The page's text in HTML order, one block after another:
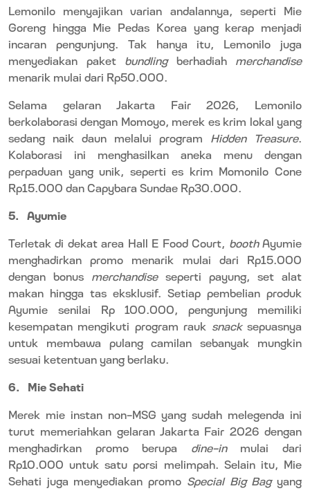
Lemonilo menyajikan varian andalannya, seperti Mie
Goreng hingga Mie Pedas Korea yang kerap menjadi
incaran pengunjung. Tak hanya itu, Lemonilo juga
menyediakan paket bundlingberhadiah merchandise
menarik mulai dari Rp50.000.
Selama gelaran Jakarta Fair 2026, Lemonilo
berkolaborasi dengan Momoyo, merek es krim lokal yang
sedang naik daun melalui program Hidden Treasure.
Kolaborasi ini menghasilkan aneka menu dengan
perpaduan yang unik, seperti es krim Momonilo Cone
Rp15.000 dan Capybara Sundae Rp30.000.
5.
Ayumie
Terletak di dekat area Hall E Food Court, boothAyumie
menghadirkan promo menarik mulai dari Rp15.000
dengan bonus merchandiseseperti payung, set alat
makan hingga tas eksklusif. Setiap pembelian produk
Ayumie senilai Rp 100.000, pengunjung memiliki
kesempatan mengikuti program rauk snacksepuasnya
untuk membawa pulang camilan sebanyak mungkin
sesuai ketentuan yang berlaku.
6.
Mie Sehati
Merek mie instan non-MSG yang sudah melegenda ini
turut memeriahkan gelaran Jakarta Fair 2026 dengan
menghadirkan promo berupa dine-inmulai dari
Rp10.000 untuk satu porsi melimpah. Selain itu, Mie
Sehati juga menyediakan promo Special Big Bagyang